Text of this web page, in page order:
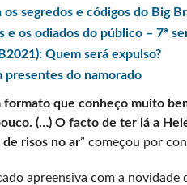
segredos e códigos do Big
os odiados do público – 7ª
Quem será expulso?
do namorado
que conheço muito
(…) O facto de ter lá a
risos no ar” começou por
apreensiva com a